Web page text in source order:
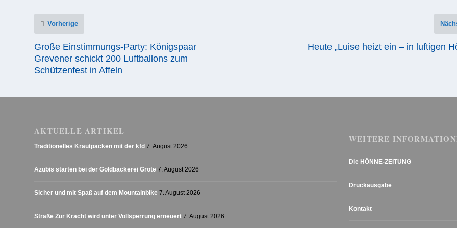
Vorherige
Große Einstimmungs-Party: Königspaar
Grevener schickt 200 Luftballons zum
Schützenfest in Affeln
Heute „Luise heizt ein – in luftigen
AKTUELLE ARTIKEL
Traditionelles Krautpacken mit der kfd 7. August 2026
Azubis starten bei der Goldbäckerei Grote 7. August 2026
Sicher und mit Spaß auf dem Mountainbike 7. August 2026
Straße Zur Kracht wird unter Vollsperrung erneuert 7. August 2026
WEITERE
Die HÖNNE-ZEITUNG
Druckausgabe
Kontakt